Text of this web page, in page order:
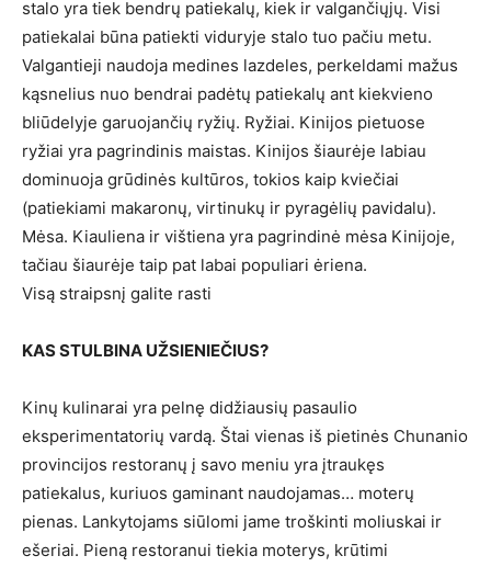
stalo yra tiek bendrų patiekalų, kiek ir valgančiųjų. Visi
patiekalai būna patiekti viduryje stalo tuo pačiu metu.
Valgantieji naudoja medines lazdeles, perkeldami mažus
kąsnelius nuo bendrai padėtų patiekalų ant kiekvieno
bliūdelyje garuojančių ryžių. Ryžiai. Kinijos pietuose
ryžiai yra pagrindinis maistas. Kinijos šiaurėje labiau
dominuoja grūdinės kultūros, tokios kaip kviečiai
(patiekiami makaronų, virtinukų ir pyragėlių pavidalu).
Mėsa. Kiauliena ir vištiena yra pagrindinė mėsa Kinijoje,
tačiau šiaurėje taip pat labai populiari ėriena.
Visą straipsnį galite rasti
KAS STULBINA UŽSIENIEČIUS?
Kinų kulinarai yra pelnę didžiausių pasaulio
eksperimentatorių vardą. Štai vienas iš pietinės Chunanio
provincijos restoranų į savo meniu yra įtraukęs
patiekalus, kuriuos gaminant naudojamas… moterų
pienas. Lankytojams siūlomi jame troškinti moliuskai ir
ešeriai. Pieną restoranui tiekia moterys, krūtimi